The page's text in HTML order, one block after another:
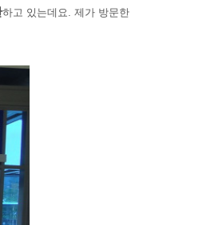
하고 있는데요. 제가 방문한